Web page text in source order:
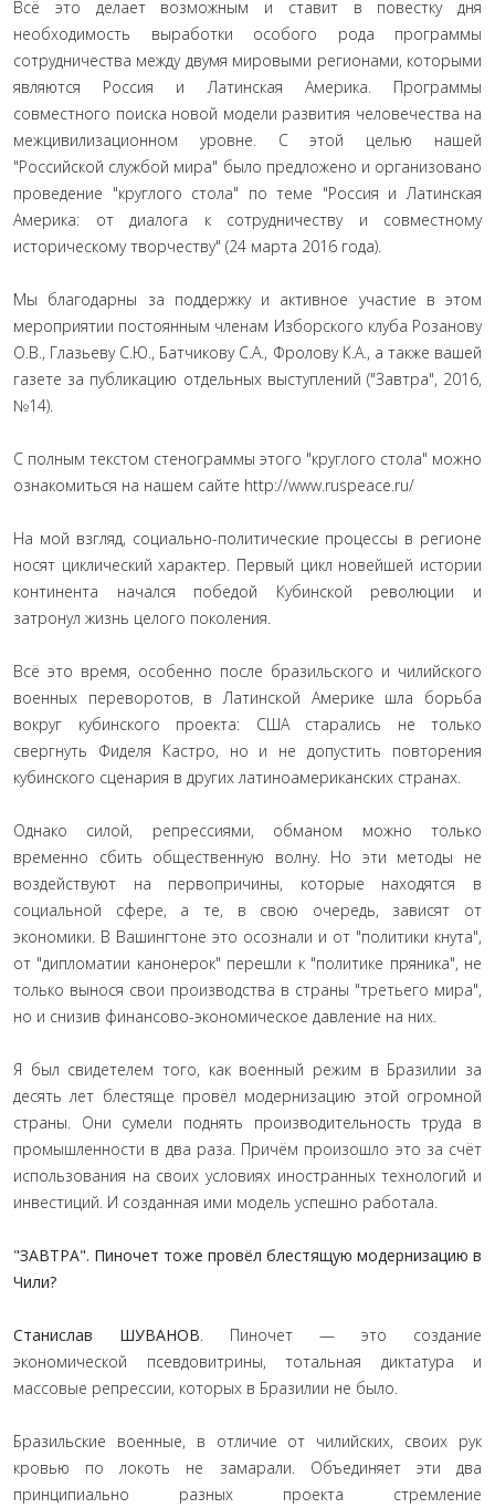
Всё это делает возможным и ставит в повестку дня
необходимость выработки особого рода программы
сотрудничества между двумя мировыми регионами, которыми
являются Россия и Латинская Америка. Программы
совместного поиска новой модели развития человечества на
межцивилизационном уровне. С этой целью нашей
"Российской службой мира" было предложено и организовано
проведение "круглого стола" по теме "Россия и Латинская
Америка: от диалога к сотрудничеству и совместному
историческому творчеству" (24 марта 2016 года).
Мы благодарны за поддержку и активное участие в этом
мероприятии постоянным членам Изборского клуба Розанову
О.В., Глазьеву С.Ю., Батчикову С.А., Фролову К.А., а также вашей
газете за публикацию отдельных выступлений ("Завтра", 2016,
№14).
С полным текстом стенограммы этого "круглого стола" можно
ознакомиться на нашем сайте http://www.ruspeace.ru/
На мой взгляд, социально-политические процессы в регионе
носят циклический характер. Первый цикл новейшей истории
континента начался победой Кубинской революции и
затронул жизнь целого поколения.
Всё это время, особенно после бразильского и чилийского
военных переворотов, в Латинской Америке шла борьба
вокруг кубинского проекта: США старались не только
свергнуть Фиделя Кастро, но и не допустить повторения
кубинского сценария в других латиноамериканских странах.
Однако силой, репрессиями, обманом можно только
временно сбить общественную волну. Но эти методы не
воздействуют на первопричины, которые находятся в
социальной сфере, а те, в свою очередь, зависят от
экономики. В Вашингтоне это осознали и от "политики кнута",
от "дипломатии канонерок" перешли к "политике пряника", не
только вынося свои производства в страны "третьего мира",
но и снизив финансово-экономическое давление на них.
Я был свидетелем того, как военный режим в Бразилии за
десять лет блестяще провёл модернизацию этой огромной
страны. Они сумели поднять производительность труда в
промышленности в два раза. Причём произошло это за счёт
использования на своих условиях иностранных технологий и
инвестиций. И созданная ими модель успешно работала.
"ЗАВТРА". Пиночет тоже провёл блестящую модернизацию в
Чили?
Станислав ШУВАНОВ. Пиночет — это создание
экономической псевдовитрины, тотальная диктатура и
массовые репрессии, которых в Бразилии не было.
Бразильские военные, в отличие от чилийских, своих рук
кровью по локоть не замарали. Объединяет эти два
принципиально разных проекта стремление